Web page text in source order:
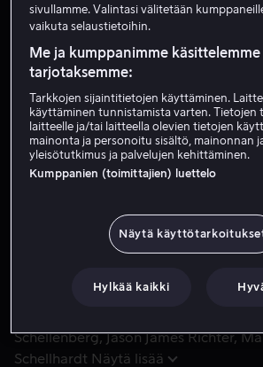
Draama Perhe-elokuva
HD
Vuokraa 4,99 €
Osta 10,99 €
Retkellä Tyynellämerellä Jesse
Retkellä Tyynellämerellä Jesse tapaa
ystävänsä Willy-miekkavalaan, joka
Schellenberg Jason James Richter
Schellhardt Näytä lisää
sivullamme. Valintasi välitetään
vaikuta selaustietoihin.
Me ja kumppanimme
tarjotaksemme:
Tarkkojen sijaintitietojen käyttäminen.
käyttäminen tunnistamista varten. Tietojen
laitteelle ja/tai laitteella olevien tietojen
mainonta ja personoitu sisältö, mainonnan
yleisötutkimus ja palvelujen kehittäminen.
Kumppanien (toimittajien) luettelo
Näytä
Hylkää kaikki